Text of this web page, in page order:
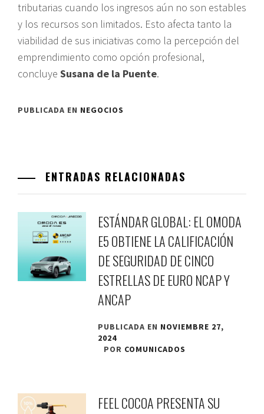
tributarias cuando los ingresos aún no son estables
y los recursos son limitados. Esto afecta tanto la
viabilidad de sus iniciativas como la percepción del
emprendimiento como opción profesional,
concluye Susana de la Puente.
PUBLICADA EN NEGOCIOS
ENTRADAS RELACIONADAS
ESTÁNDAR GLOBAL: EL OMODA
E5 OBTIENE LA CALIFICACIÓN
DE SEGURIDAD DE CINCO
ESTRELLAS DE EURO NCAP Y
ANCAP
PUBLICADA EN NOVIEMBRE 27,
2024
POR COMUNICADOS
FEEL COCOA PRESENTA SU